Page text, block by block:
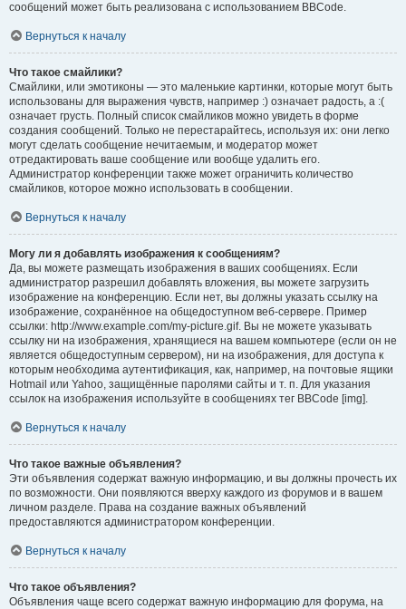
сообщений может быть реализована с использованием BBCode.
Вернуться к началу
Что такое смайлики?
Смайлики, или эмотиконы — это маленькие картинки, которые могут быть
использованы для выражения чувств, например :) означает радость, а :(
означает грусть. Полный список смайликов можно увидеть в форме
создания сообщений. Только не перестарайтесь, используя их: они легко
могут сделать сообщение нечитаемым, и модератор может
отредактировать ваше сообщение или вообще удалить его.
Администратор конференции также может ограничить количество
смайликов, которое можно использовать в сообщении.
Вернуться к началу
Могу ли я добавлять изображения к сообщениям?
Да, вы можете размещать изображения в ваших сообщениях. Если
администратор разрешил добавлять вложения, вы можете загрузить
изображение на конференцию. Если нет, вы должны указать ссылку на
изображение, сохранённое на общедоступном веб-сервере. Пример
ссылки: http://www.example.com/my-picture.gif. Вы не можете указывать
ссылку ни на изображения, хранящиеся на вашем компьютере (если он не
является общедоступным сервером), ни на изображения, для доступа к
которым необходима аутентификация, как, например, на почтовые ящики
Hotmail или Yahoo, защищённые паролями сайты и т. п. Для указания
ссылок на изображения используйте в сообщениях тег BBCode [img].
Вернуться к началу
Что такое важные объявления?
Эти объявления содержат важную информацию, и вы должны прочесть их
по возможности. Они появляются вверху каждого из форумов и в вашем
личном разделе. Права на создание важных объявлений
предоставляются администратором конференции.
Вернуться к началу
Что такое объявления?
Объявления чаще всего содержат важную информацию для форума, на